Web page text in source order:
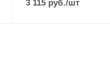
extra fast
3 115 руб./шт